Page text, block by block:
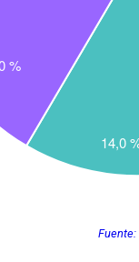
Fuente: